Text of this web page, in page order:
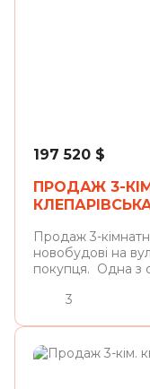
197 520 $
ПРОДАЖ 3-
Продаж 3-
новобудові на
покупця. Одна з
3